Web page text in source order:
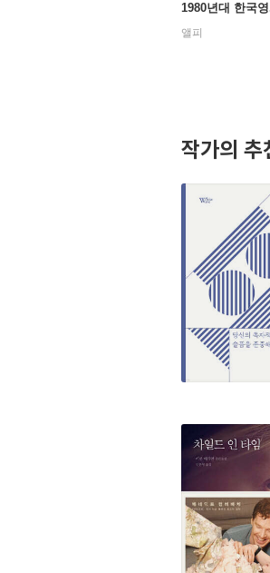
1980년대 한국
앨피
작가의 추